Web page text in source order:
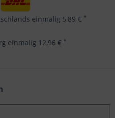
einmalig 5,89 € *
einmalig 12,96 € *